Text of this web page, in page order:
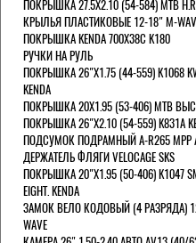
ПОКРЫШКА 27.5X2.10 (54-584) MTB
КРЫЛЬЯ ПЛАСТИКОВЫЕ 12-18" M-
ПОКРЫШКА KENDA 700Х38С K180
РУЧКИ НА РУЛЬ
ПОКРЫШКА 26"Х1.75 (44-559) K1068
KENDA
ПОКРЫШКА 20X1.95 (53-406) MTB
ПОКРЫШКА 26"Х2.10 (54-559) K831A
ПОДСУМОК ПОДРАМНЫЙ A-R265 MPP
ДЕРЖАТЕЛЬ ФЛЯГИ VELOCAGE SKS
ПОКРЫШКА 20"Х1.95 (50-406) K1047
EIGHT. KENDA
ЗАМОК ВЕЛО КОДОВЫЙ (4 РАЗРЯДА)
WAVE